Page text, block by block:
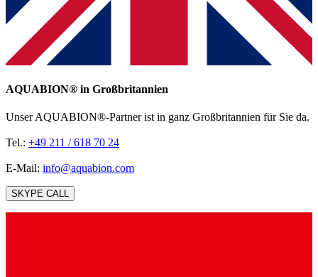
AQUABION®️ in Großbritannien
Unser AQUABION®-Partner ist in ganz Großbritannien für Sie da.
Tel.: +49 211 / 618 70 24
E-Mail: info@aquabion.com
SKYPE CALL